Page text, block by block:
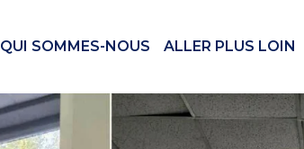
QUI SOMMES-NOUS ALLER PLUS LOIN